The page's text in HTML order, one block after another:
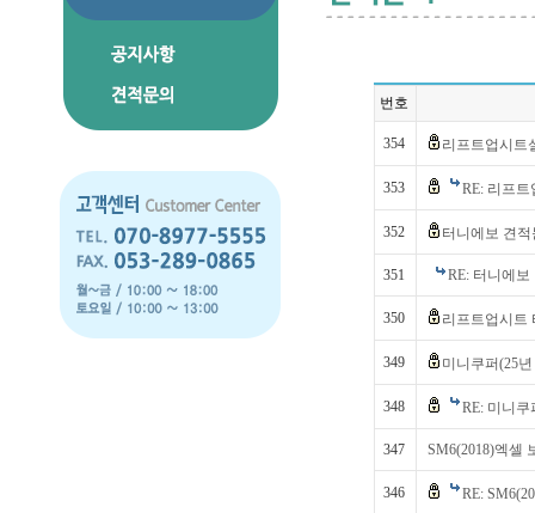
번호
354 리프트업시트
353 RE: 리프
352 터니에보 견
351 RE: 터니에
350 리프트업시트
349 미니쿠퍼(25
348 RE: 미니
347 SM6(2018)엑셀
346 RE: